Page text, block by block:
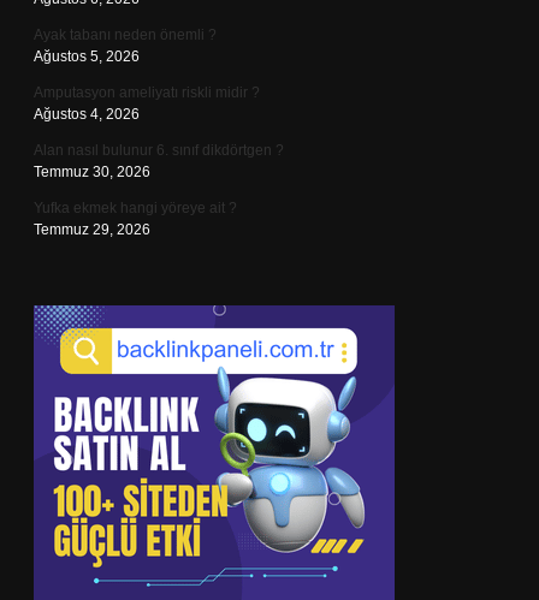
Ayak tabanı neden önemli ?
Ağustos 5, 2026
Amputasyon ameliyatı riskli midir ?
Ağustos 4, 2026
Alan nasıl bulunur 6. sınıf dikdörtgen ?
Temmuz 30, 2026
Yufka ekmek hangi yöreye ait ?
Temmuz 29, 2026